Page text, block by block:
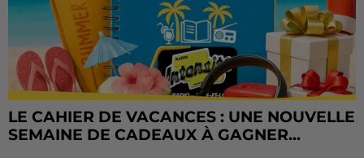
LE CAHIER DE VACANCES : UNE NOUVELLE
SEMAINE DE CADEAUX À GAGNER...